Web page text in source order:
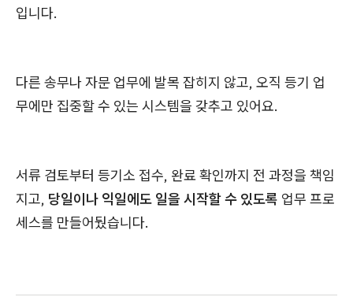
입니다.
다른 송무나 자문 업무에 발목 잡히지 않고, 오직 등기 업
무에만 집중할 수 있는 시스템을 갖추고 있어요.
서류 검토부터 등기소 접수, 완료 확인까지 전 과정을 책임
지고, 당일이나 익일에도 일을 시작할 수 있도록 업무 프로
세스를 만들어뒀습니다.